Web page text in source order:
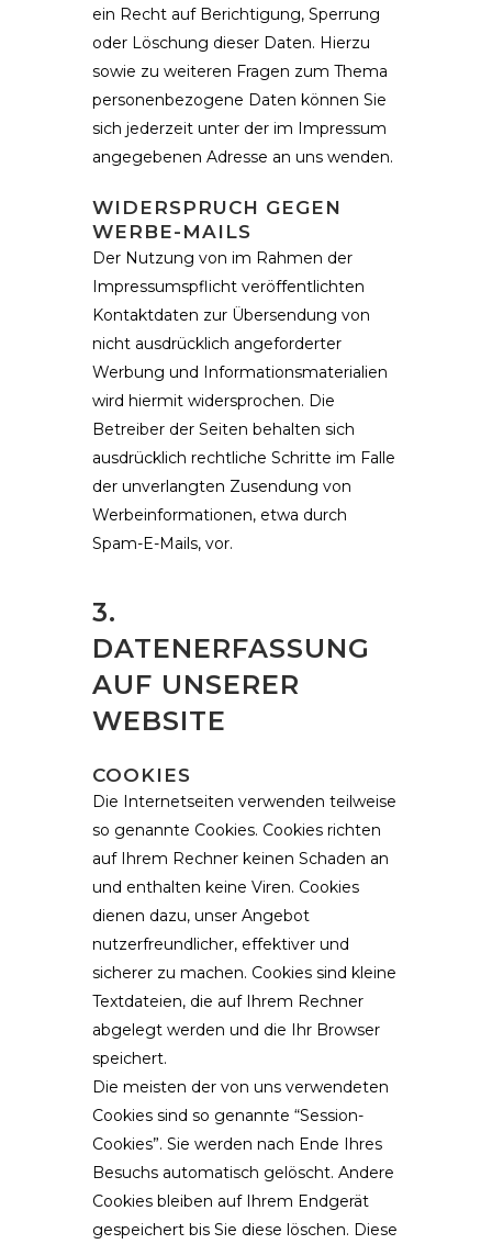
ein Recht auf Berichtigung, Sperrung
oder Löschung dieser Daten. Hierzu
sowie zu weiteren Fragen zum Thema
personenbezogene Daten können Sie
sich jederzeit unter der im Impressum
angegebenen Adresse an uns wenden.
WIDERSPRUCH GEGEN
WERBE-MAILS
Der Nutzung von im Rahmen der
Impressumspflicht veröffentlichten
Kontaktdaten zur Übersendung von
nicht ausdrücklich angeforderter
Werbung und Informationsmaterialien
wird hiermit widersprochen. Die
Betreiber der Seiten behalten sich
ausdrücklich rechtliche Schritte im Falle
der unverlangten Zusendung von
Werbeinformationen, etwa durch
Spam-E-Mails, vor.
3.
DATENERFASSUNG
AUF UNSERER
WEBSITE
COOKIES
Die Internetseiten verwenden teilweise
so genannte Cookies. Cookies richten
auf Ihrem Rechner keinen Schaden an
und enthalten keine Viren. Cookies
dienen dazu, unser Angebot
nutzerfreundlicher, effektiver und
sicherer zu machen. Cookies sind kleine
Textdateien, die auf Ihrem Rechner
abgelegt werden und die Ihr Browser
speichert.
Die meisten der von uns verwendeten
Cookies sind so genannte “Session-
Cookies”. Sie werden nach Ende Ihres
Besuchs automatisch gelöscht. Andere
Cookies bleiben auf Ihrem Endgerät
gespeichert bis Sie diese löschen. Diese